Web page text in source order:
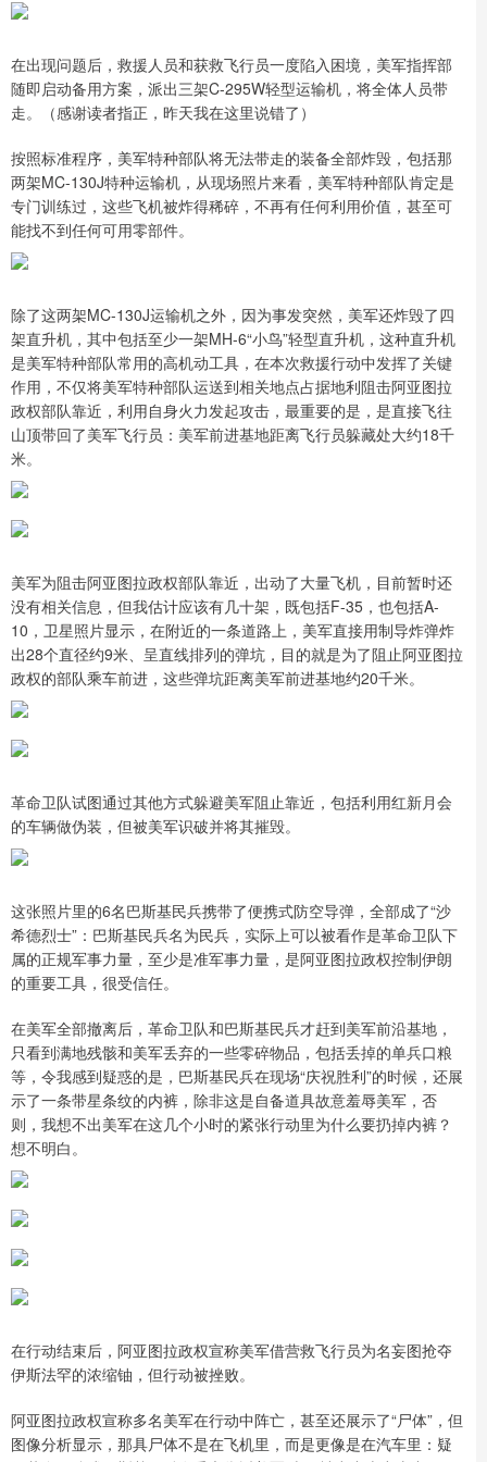
在出现问题后，救援人员和获救飞行员一度陷入困境，美军指挥部
随即启动备用方案，派出三架C-295W轻型运输机，将全体人员带
走。（感谢读者指正，昨天我在这里说错了）
按照标准程序，美军特种部队将无法带走的装备全部炸毁，包括那
两架MC-130J特种运输机，从现场照片来看，美军特种部队肯定是
专门训练过，这些飞机被炸得稀碎，不再有任何利用价值，甚至可
能找不到任何可用零部件。
除了这两架MC-130J运输机之外，因为事发突然，美军还炸毁了四
架直升机，其中包括至少一架MH-6“小鸟”轻型直升机，这种直升机
是美军特种部队常用的高机动工具，在本次救援行动中发挥了关键
作用，不仅将美军特种部队运送到相关地点占据地利阻击阿亚图拉
政权部队靠近，利用自身火力发起攻击，最重要的是，是直接飞往
山顶带回了美军飞行员：美军前进基地距离飞行员躲藏处大约18千
米。
美军为阻击阿亚图拉政权部队靠近，出动了大量飞机，目前暂时还
没有相关信息，但我估计应该有几十架，既包括F-35，也包括A-
10，卫星照片显示，在附近的一条道路上，美军直接用制导炸弹炸
出28个直径约9米、呈直线排列的弹坑，目的就是为了阻止阿亚图拉
政权的部队乘车前进，这些弹坑距离美军前进基地约20千米。
革命卫队试图通过其他方式躲避美军阻止靠近，包括利用红新月会
的车辆做伪装，但被美军识破并将其摧毁。
这张照片里的6名巴斯基民兵携带了便携式防空导弹，全部成了“沙
希德烈士”：巴斯基民兵名为民兵，实际上可以被看作是革命卫队下
属的正规军事力量，至少是准军事力量，是阿亚图拉政权控制伊朗
的重要工具，很受信任。
在美军全部撤离后，革命卫队和巴斯基民兵才赶到美军前沿基地，
只看到满地残骸和美军丢弃的一些零碎物品，包括丢掉的单兵口粮
等，令我感到疑惑的是，巴斯基民兵在现场“庆祝胜利”的时候，还展
示了一条带星条纹的内裤，除非这是自备道具故意羞辱美军，否
则，我想不出美军在这几个小时的紧张行动里为什么要扔掉内裤？
想不明白。
在行动结束后，阿亚图拉政权宣称美军借营救飞行员为名妄图抢夺
伊斯法罕的浓缩铀，但行动被挫败。
阿亚图拉政权宣称多名美军在行动中阵亡，甚至还展示了“尸体”，但
图像分析显示，那具尸体不是在飞机里，而是更像是在汽车里：疑